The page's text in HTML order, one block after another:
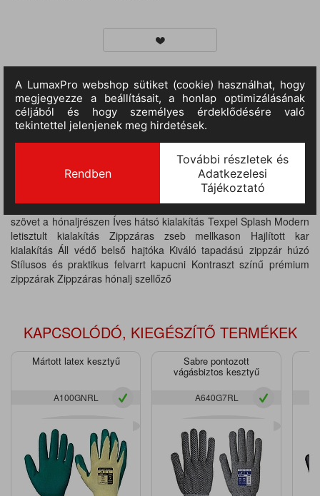
TERMÉKINFORMÁCIÓ
Ez az átmeneti darab lehetővé teszi hogy könnyedén menjen a
munkából a szabadidőbe. Tele van olyan funkciókkal amelyek a
cipzárak és ívelt hajtóka. Belső mellzseb Új modell Könnyen
feliratozható Állítható formázott kapucni Tépőzáras állítható
mandzsetta Zippzáros zsebek Zsinórral állítható szegély 4 zseb
Aktív illeszkedés Vízálló és lélegző ragasztott varratokkal Hálós
szövet a hónaljrészen Íves hátsó kialakítás Texpel Splash Modern
letisztult kialakítás Zippzáras zseb mellkason Hajlított kar
kialakítás Áll védő belső hajtóka Kiváló tapadású zippzár húzó
Stílusos és praktikus felvarrt kapucni Kontraszt színű prémium
zippzárak Zippzáras hónalj szellőző
KAPCSOLÓDÓ, KIEGÉSZÍTŐ TERMÉKEK
Mártott latex kesztyű
A100GNRL
Sabre pontozott
vágásbiztos kesztyű
A640G7RL